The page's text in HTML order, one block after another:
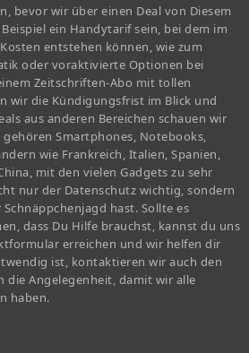
bevor wir über einen Deal von Diesem
ein Handytarif sein, bei dem im
entstehen können, wie zum
oder voraktivierte Optionen bei
Zeitschriften-Abo mit tollen
wir die Kündigungsfrist im Blick und
aus anderen Bereichen schauen wir
gehören Smartphones, Notebooks,
wie Frankreich, Italien, Spanien,
mit den vielen Gadgets zu sehr
nur der Datenschutz wichtig, sondern
hast. Sollte es
dass Du Hilfe brauchst, kannst du uns
erreichen und wir helfen dir
ist, kontaktieren wir auch den
die Angelegenheit, damit wir alle
haben.